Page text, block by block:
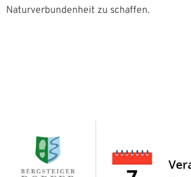
Naturverbundenheit zu schaffen.